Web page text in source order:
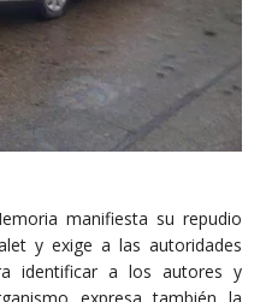
manifiesta su repudio
y exige a las autoridades
identificar a los autores y